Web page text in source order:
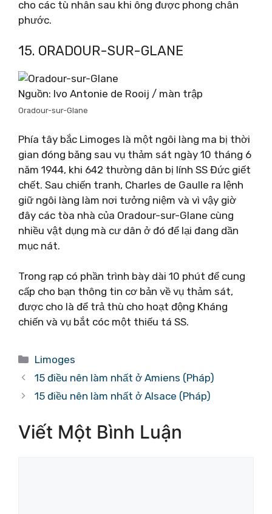
cho các tù nhân sau khi ông được phong chân
phước.
15. ORADOUR-SUR-GLANE
Nguồn: Ivo Antonie de Rooij / màn trập
Oradour-sur-Glane
Phía tây bắc Limoges là một ngôi làng ma bị thời
gian đóng băng sau vụ thảm sát ngày 10 tháng 6
năm 1944, khi 642 thường dân bị lính SS Đức giết
chết. Sau chiến tranh, Charles de Gaulle ra lệnh
giữ ngôi làng làm nơi tưởng niệm và vì vậy giờ
đây các tòa nhà của Oradour-sur-Glane cùng
nhiều vật dụng mà cư dân ở đó để lại đang dần
mục nát.
Trong rạp có phần trình bày dài 10 phút để cung
cấp cho bạn thông tin cơ bản về vụ thảm sát,
được cho là để trả thù cho hoạt động Kháng
chiến và vụ bắt cóc một thiếu tá SS.
Danh
mục
Limoges
15 điều nên làm nhất ở Amiens (Pháp)
15 điều nên làm nhất ở Alsace (Pháp)
Viết Một Bình Luận